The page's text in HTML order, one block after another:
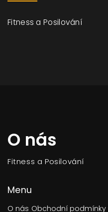
Fitness a Posilování
O nás
Fitness a Posilování
Menu
O nás Obchodní podmínky